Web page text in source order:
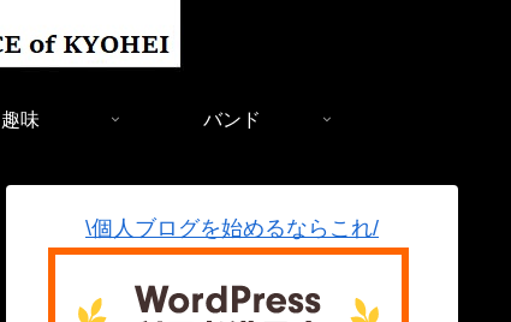
趣味 バンド
\個人ブログを始めるならこれ/